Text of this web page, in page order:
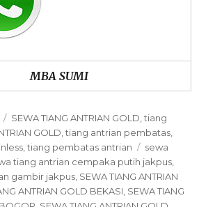
MBA SUMI
Categories
SEWA TIANG ANTRIAN GOLD ,tiang
GOLD ,tiang antrian pembatas
,tiang pembatas antrian Tags
sewa
tiang antrian cempaka putih jakpus
gambir jakpus SEWA TIANG ANTRIAN
ANTRIAN GOLD BEKASI SEWA TIANG